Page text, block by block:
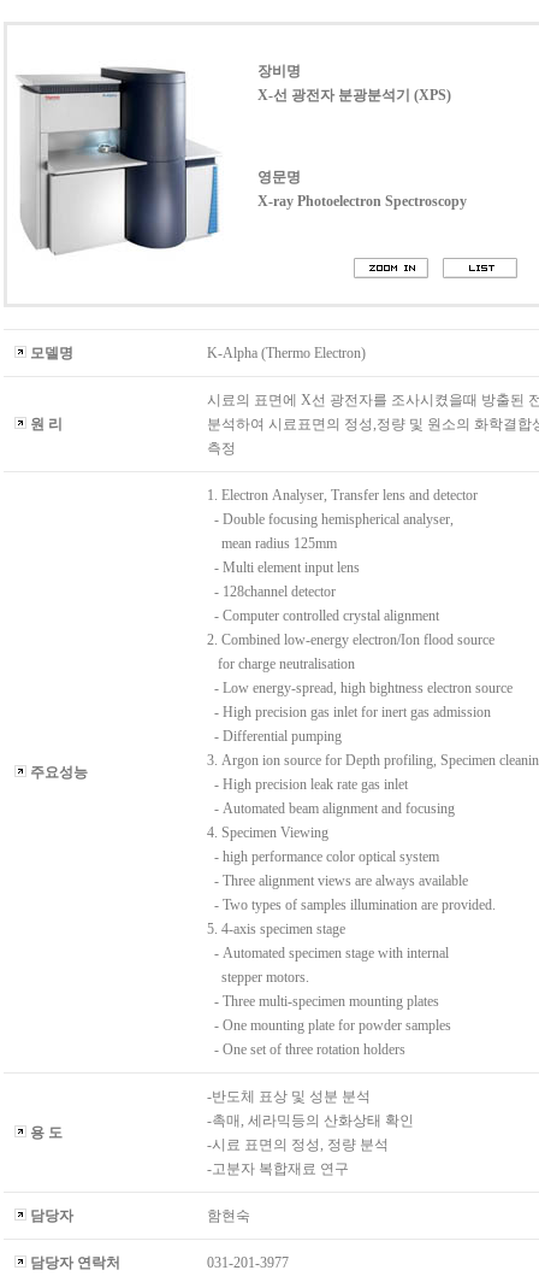
장비명
X-선 광전자 분광분석기 (XPS)
영문명
X-ray Photoelectron Spectroscopy
모델명 K-Alpha (Thermo Electron)
원 리
시료의 표면에 X선 광전자를 조사시켰을때 방출된
분석하여 시료표면의 정성,정량 및 원소의 화학결합
측정
주요성능
1. Electron Analyser, Transfer lens and detector
- Double focusing hemispherical analyser,
mean radius 125mm
- Multi element input lens
- 128channel detector
- Computer controlled crystal alignment
2. Combined low-energy electron/Ion flood source
for charge neutralisation
- Low energy-spread, high bightness electron source
- High precision gas inlet for inert gas admission
- Differential pumping
3. Argon ion source for Depth profiling, Specimen
- High precision leak rate gas inlet
- Automated beam alignment and focusing
4. Specimen Viewing
- high performance color optical system
- Three alignment views are always available
- Two types of samples illumination are provided.
5. 4-axis specimen stage
- Automated specimen stage with internal
stepper motors.
- Three multi-specimen mounting plates
- One mounting plate for powder samples
- One set of three rotation holders
용 도
-반도체 표상 및 성분 분석
-촉매, 세라믹등의 산화상태 확인
-시료 표면의 정성, 정량 분석
-고분자 복합재료 연구
담당자 함현숙
담당자 연락처 031-201-3977